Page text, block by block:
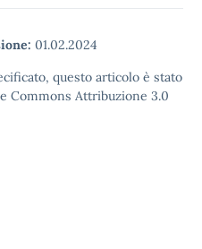
01.02.2024
questo articolo è stato
Commons Attribuzione 3.0